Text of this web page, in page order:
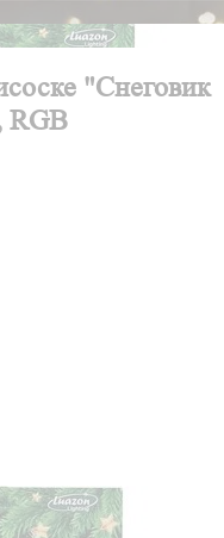
"Снеговик
RGB